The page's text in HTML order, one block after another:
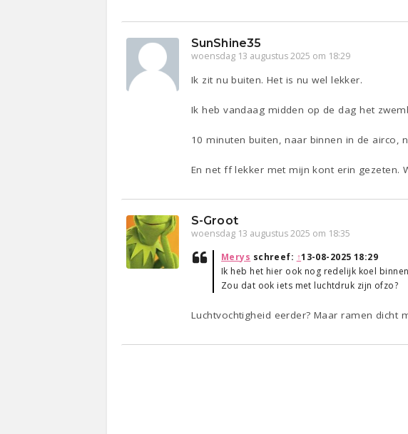
SunShine35
woensdag 13 augustus 2025 om 18:29
Ik zit nu buiten. Het is nu wel lekker.
Ik heb vandaag midden op de dag het
10 minuten buiten, naar binnen in de airco,
En net ff lekker met mijn kont erin gezeten.
S-Groot
woensdag 13 augustus 2025 om 18:35
Merys schreef: ↑13-08-2025 18:29
Ik heb het hier ook nog redelijk koel
Zou dat ook iets met luchtdruk zijn ofzo?
Luchtvochtigheid eerder? Maar ramen